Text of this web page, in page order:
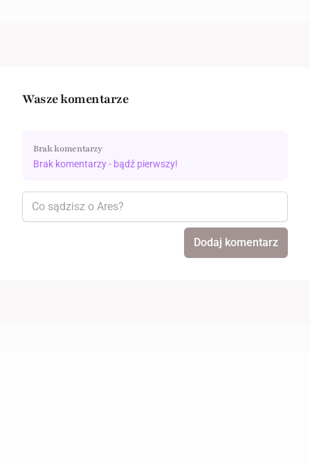
Wasze komentarze
Brak komentarzy
Brak komentarzy - bądź pierwszy!
Dodaj komentarz